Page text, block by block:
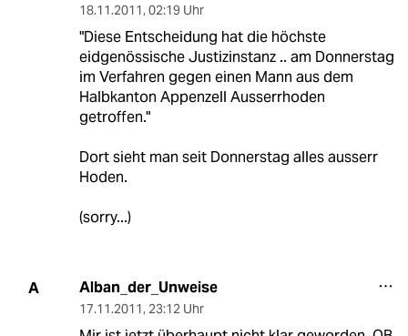
18.11.2011, 02:19 Uhr
"Diese Entscheidung hat die höchste
eidgenössische Justizinstanz .. am Donnerstag
im Verfahren gegen einen Mann aus dem
Halbkanton Appenzell Ausserrhoden
getroffen."
Dort sieht man seit Donnerstag alles ausserr
Hoden.
(sorry...)
A Alban_der_Unweise
17.11.2011, 23:12 Uhr